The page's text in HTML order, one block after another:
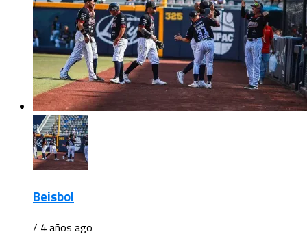
Beisbol
/ 4 años ago